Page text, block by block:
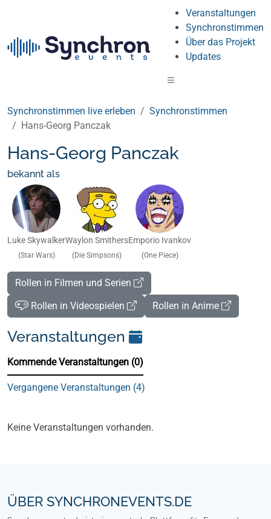
Veranstaltungen
Synchronstimmen
Über das Projekt
Updates
Synchronstimmen live erleben
Synchronstimmen
Hans-Georg Panczak
Hans-Georg Panczak
bekannt als
Luke Skywalker
(Star Wars)
Waylon Smithers
(Die Simpsons)
Emporio Ivankov
(One Piece)
Rollen in Filmen und Serien
Rollen in Videospielen
Rollen in Anime
Veranstaltungen
Kommende Veranstaltungen (0)
Vergangene Veranstaltungen (4)
Keine Veranstaltungen vorhanden.
ÜBER SYNCHRONEVENTS.DE